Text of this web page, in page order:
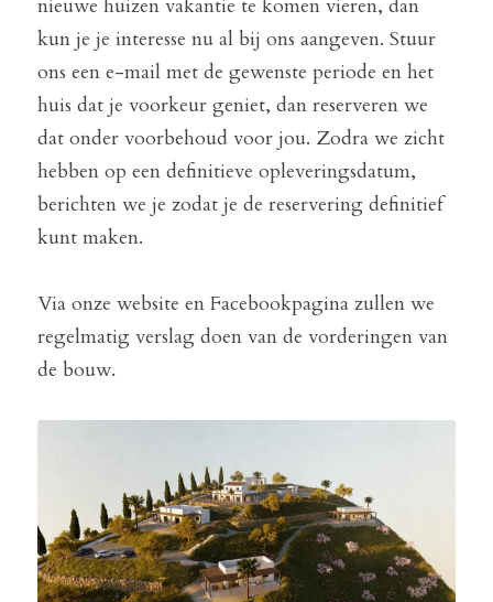
nieuwe huizen vakantie te komen vieren, dan
kun je je interesse nu al bij ons aangeven. Stuur
ons een e-mail met de gewenste periode en het
huis dat je voorkeur geniet, dan reserveren we
dat onder voorbehoud voor jou. Zodra we zicht
hebben op een definitieve opleveringsdatum,
berichten we je zodat je de reservering definitief
kunt maken.
Via onze website en Facebookpagina zullen we
regelmatig verslag doen van de vorderingen van
de bouw.